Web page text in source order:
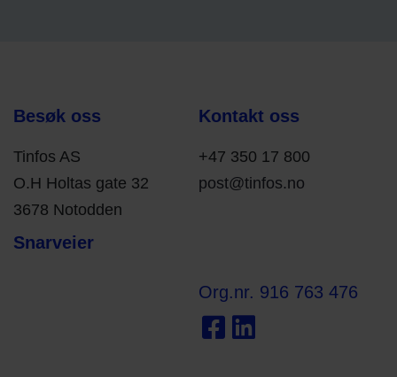
Besøk oss
Tinfos AS
O.H Holtas gate 32
3678 Notodden
Kontakt oss
+47 350 17 800
post@tinfos.no
Snarveier
Org.nr. 916 763 476